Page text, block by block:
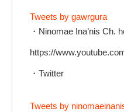
Tweets by gawrgura
・Ninomae Ina’nis Ch.
https://
・Twitter
Tweets by